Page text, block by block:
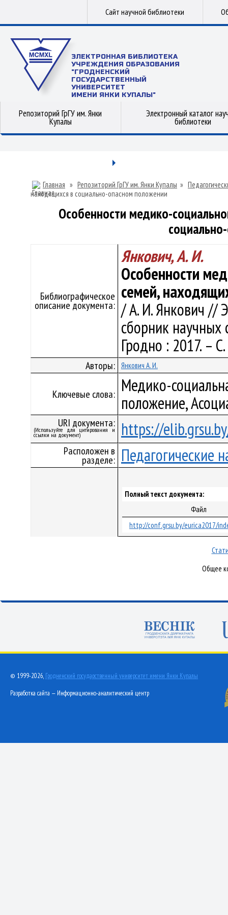
Сайт научной библиотеки
ЭЛЕКТРОННАЯ БИБЛИОТЕКА
УЧРЕЖДЕНИЯ ОБРАЗОВАНИЯ
"ГРОДНЕНСКИЙ
ГОСУДАРСТВЕННЫЙ
УНИВЕРСИТЕТ
ИМЕНИ ЯНКИ КУПАЛЫ"
Репозиторий ГрГУ им. Янки
Купалы
Электронный каталог
библиотеки
Главная » Репозиторий ГрГУ им. Янки Купалы »
находящихся в социально-опасном положении
Особенности медико-
Библиографическое
описание документа:
Янкович, А. И.
Особенности
семей,
/ А. И. Янкович //
сборник научных
Гродно : 2017. –
Авторы: Янкович А. И.
Ключевые слова: Медико-
положение,
URI документа:
(Используйте для цитирования и
ссылки на документ) https://
Расположен в
разделе: Педагогические
Полный текст документа:
Файл
http://conf.grsu.by/eurica2017/
Общее
© 1999-2026, Гродненский государственный университет имени Янки Купалы
Разработка сайта — Информационно-аналитический центр